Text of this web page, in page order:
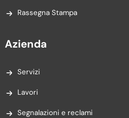
Rassegna Stampa
Azienda
Servizi
Lavori
Segnalazioni e reclami